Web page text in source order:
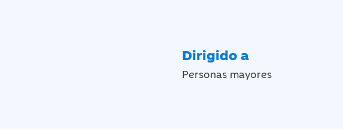
Dirigido a
Personas mayores